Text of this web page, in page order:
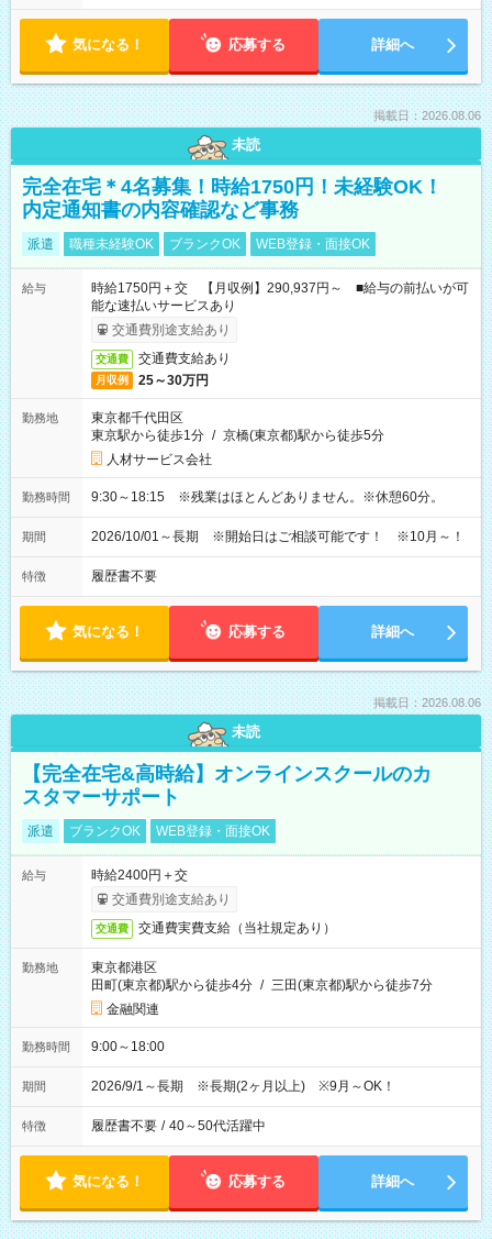
気になる！ 応募する 詳細へ
掲載日：2026.08.06
未読
完全在宅＊4名募集！時給1750円！未経験OK！
内定通知書の内容確認など事務
派遣 職種未経験OK ブランクOK WEB登録・面接OK
給与
時給1750円＋交 【月収例】290,937円～ ■給与の前払いが可
能な速払いサービスあり
交通費別途支給あり
交通費 交通費支給あり
月収例 25～30万円
勤務地
東京都千代田区
東京駅から徒歩1分 / 京橋(東京都)駅から徒歩5分
人材サービス会社
勤務時間 9:30～18:15 ※残業はほとんどありません。※休憩60分。
期間 2026/10/01～長期 ※開始日はご相談可能です！ ※10月～！
特徴 履歴書不要
気になる！ 応募する 詳細へ
掲載日：2026.08.06
未読
【完全在宅&高時給】オンラインスクールのカ
スタマーサポート
派遣 ブランクOK WEB登録・面接OK
給与
時給2400円＋交
交通費別途支給あり
交通費 交通費実費支給（当社規定あり）
勤務地
東京都港区
田町(東京都)駅から徒歩4分 / 三田(東京都)駅から徒歩7分
金融関連
勤務時間 9:00～18:00
期間 2026/9/1～長期 ※長期(2ヶ月以上) ※9月～OK！
特徴 履歴書不要 / 40～50代活躍中
気になる！ 応募する 詳細へ